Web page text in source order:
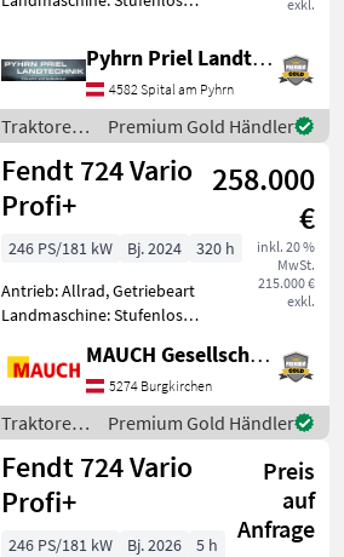
exkl.
Zapfwellendrehzahl:
540/540E/1000/1000E,
Höchstgeschwindigkeit in
km/h: 50 km/h, Aufla
Pyhrn Priel Landtechnik JPJ GmbH
4582 Spital am Pyhrn
Traktoren
/ Fendt
Premium Gold Händler
Fendt 724 Vario
Profi+
258.000
€
inkl. 20 %
MwSt.
215.000 €
exkl.
246 PS/181 kW Bj. 2024
320 h
Antrieb: Allrad, Getriebeart
Landmaschine: Stufenloses
Zapfwellendrehzahl:
540/540E/1000/1000E,
Höchstgeschwindigkeit in
km/h: 50 km/h, Aufla
MAUCH Gesellschaft m.b.H. & Co.KG
5274 Burgkirchen
Traktoren
/ Fendt
Premium Gold Händler
Fendt 724 Vario
Profi+
Preis
auf
Anfrage
246 PS/181 kW Bj. 2026
5 h